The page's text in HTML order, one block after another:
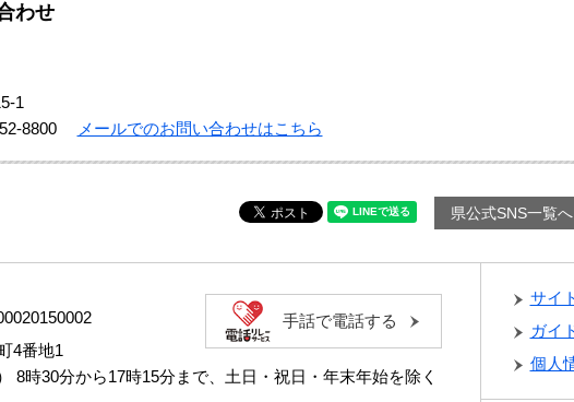
わせ
1
8800 メールでのお問い合わせはこちら
県公式SNS一覧へ
4番地1
8時30分から17時15分まで、土日・祝日・年末年始を除く
手話で電話する
サイ
ガイ
個人